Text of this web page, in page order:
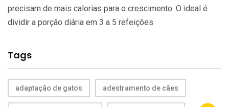
precisam de mais calorias para o crescimento. O ideal é
dividir a porção diária em 3 a 5 refeições
Tags
adaptação de gatos adestramento de cães